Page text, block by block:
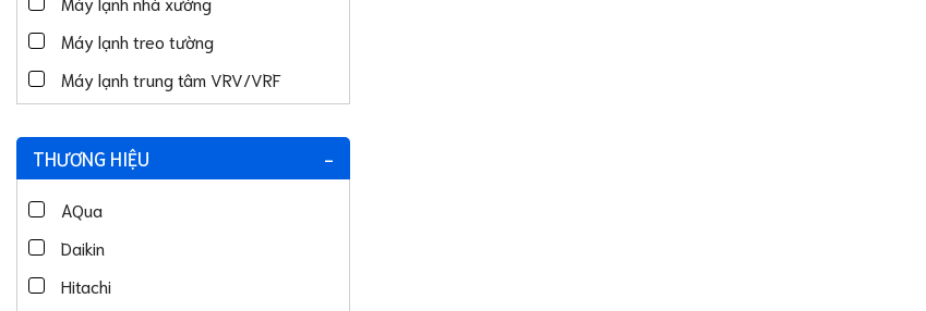
Máy lạnh treo tường
Máy lạnh trung tâm VRV/VRF
THƯƠNG HIỆU -
AQua
Daikin
Hitachi